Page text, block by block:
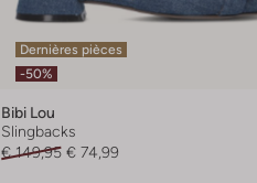
Dernières pièces
-50%
Bibi Lou
Slingbacks
€ 149,95 € 74,99